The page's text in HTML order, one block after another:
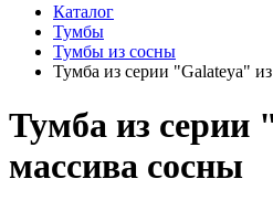
Каталог
Тумбы
Тумбы из сосны
Тумба из серии "Galateya"
Тумба из серии
массива сосны